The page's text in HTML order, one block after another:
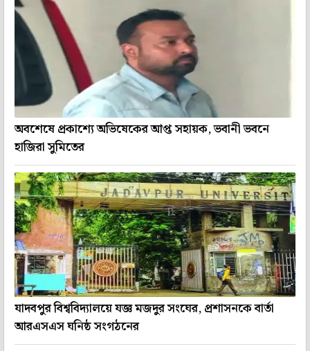
অবশেষে প্রকাশ্যে অভিষেকের আপ্ত সহায়ক, ভবানী ভবনে
হাজিরা সুমিতের
যাদবপুর বিশ্ববিদ্যালয়ে যজ্ঞ মজদুর সংঘের, প্রশাসনকে বার্তা
আরএসএস ঘনিষ্ঠ সংগঠনের